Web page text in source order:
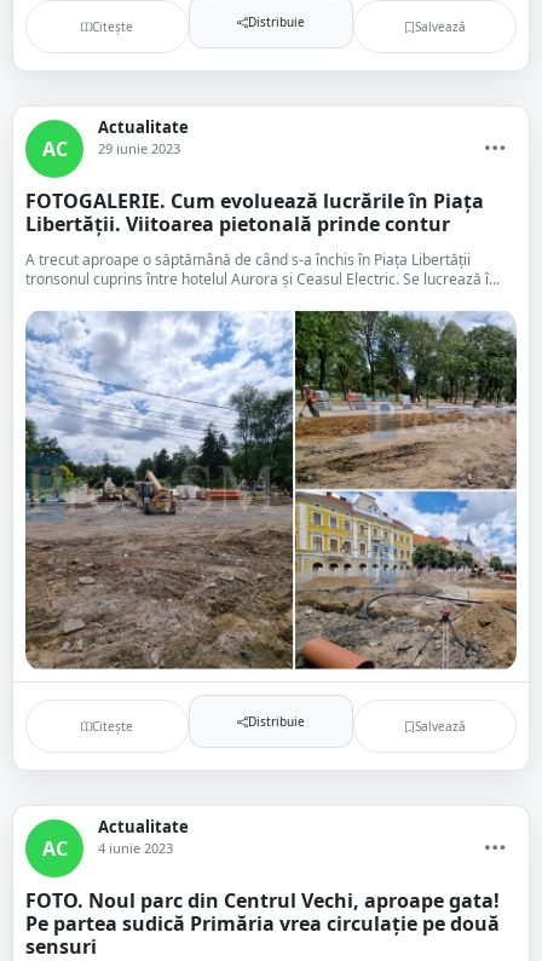
Citește Distribuie Salvează
AC
Actualitate
29 iunie 2023
FOTOGALERIE. Cum evoluează lucrările în Piața
Libertății. Viitoarea pietonală prinde contur
A trecut aproape o săptămână de când s-a închis în Piața Libertății
tronsonul cuprins între hotelul Aurora și Ceasul Electric. Se lucrează î...
Citește Distribuie Salvează
AC
Actualitate
4 iunie 2023
FOTO. Noul parc din Centrul Vechi, aproape gata!
Pe partea sudică Primăria vrea circulație pe două
sensuri